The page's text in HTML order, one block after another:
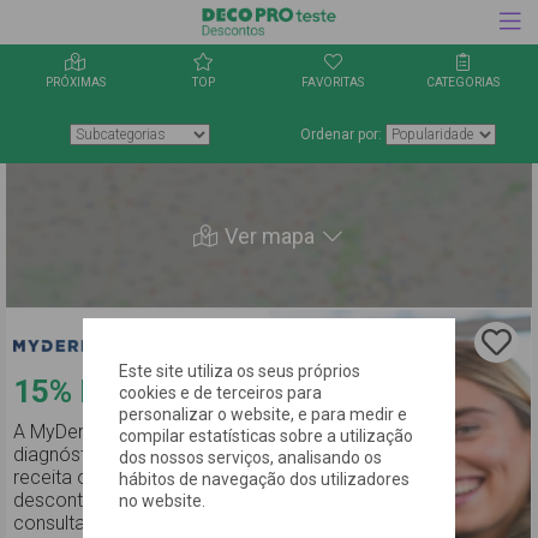
PRÓXIMAS TOP FAVORITAS CATEGORIAS
Ordenar por:
Ver mapa
15% Desconto
A MyDermaCare oferece-te
diagnóstico, tratamento e
receita online com 15%
desconto em vários tipos de
consulta!
Este site utiliza os seus próprios
cookies e de terceiros para
personalizar o website, e para medir e
compilar estatísticas sobre a utilização
dos nossos serviços, analisando os
hábitos de navegação dos utilizadores
no website.